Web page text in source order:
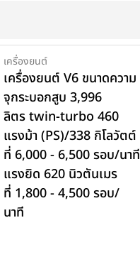
เครื่องยนต์
เครื่องยนต์ V6 ขนาดความ
จุกระบอกสูบ 3,996
ลิตร twin-turbo 460
แรงม้า (PS)/338 กิโลวัตต์
ที่ 6,000 - 6,500 รอบ/นาที
แรงยิด 620 นิวตันเมร
ที่ 1,800 - 4,500 รอบ/
นาที